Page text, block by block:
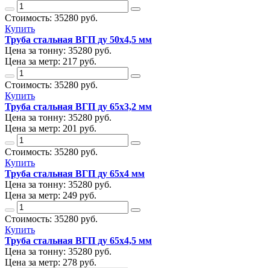
Стоимость: 35280 руб.
Купить
Труба стальная ВГП ду 50х4,5 мм
Цена за тонну: 35280 руб.
Цена за метр: 217 руб.
Стоимость: 35280 руб.
Купить
Труба стальная ВГП ду 65х3,2 мм
Цена за тонну: 35280 руб.
Цена за метр: 201 руб.
Стоимость: 35280 руб.
Купить
Труба стальная ВГП ду 65х4 мм
Цена за тонну: 35280 руб.
Цена за метр: 249 руб.
Стоимость: 35280 руб.
Купить
Труба стальная ВГП ду 65х4,5 мм
Цена за тонну: 35280 руб.
Цена за метр: 278 руб.